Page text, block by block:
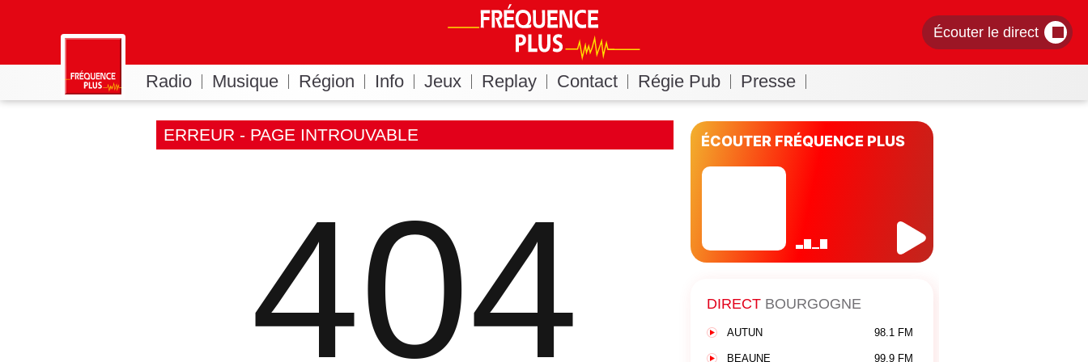
Écouter le direct
Radio Musique Région Info Jeux Replay Contact Régie Pub Presse
ERREUR - PAGE INTROUVABLE
404
ÉCOUTER FRÉQUENCE PLUS
DIRECTBOURGOGNE
AUTUN 98.1 FM
BEAUNE 99.9 FM